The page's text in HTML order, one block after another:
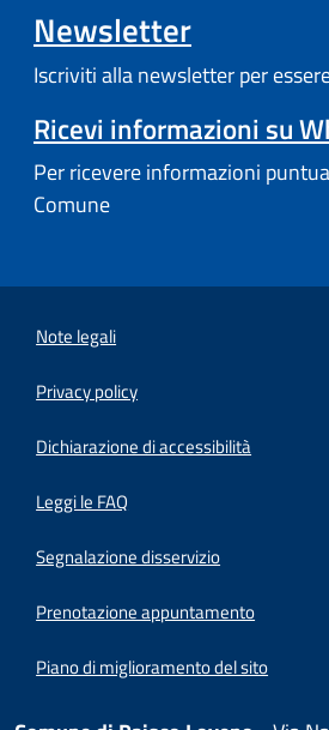
Newsletter
Iscriviti alla newsletter per
Ricevi informazioni su
Per ricevere informazioni
Comune
Note legali
Privacy policy
Dichiarazione di accessibilità
Leggi le FAQ
Segnalazione disservizio
Prenotazione appuntamento
Piano di miglioramento del sito